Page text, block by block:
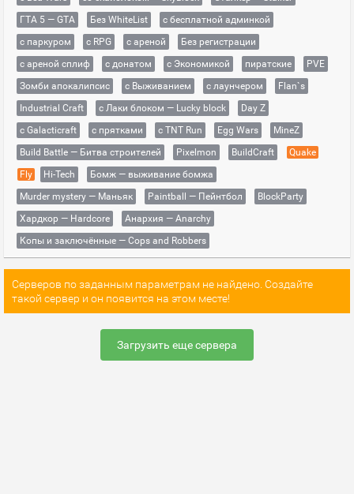
ГТА 5 — GTA
Без WhiteList
с бесплатной админкой
с паркуром
с RPG с ареной
Без регистрации
с ареной сплиф
с донатом с Экономикой пиратские
PVE
Зомби апокалипсис
с Выживанием с лаунчером
Flan`s
Industrial Craft
с Лаки блоком — Lucky block
Day Z
с Galacticraft
с прятками с TNT Run Egg Wars
MineZ
Build Battle — Битва строителей
Pixelmon BuildCraft
Quake
Fly
Hi-Tech
Бомж — выживание бомжа
Murder mystery — Маньяк
Paintball — Пейнтбол
BlockParty
Хардкор — Hardcore
Анархия — Anarchy
Копы и заключённые — Cops and Robbers
Серверов по заданным параметрам не найдено. Создайте
такой сервер и он появится на этом месте!
Загрузить еще сервера